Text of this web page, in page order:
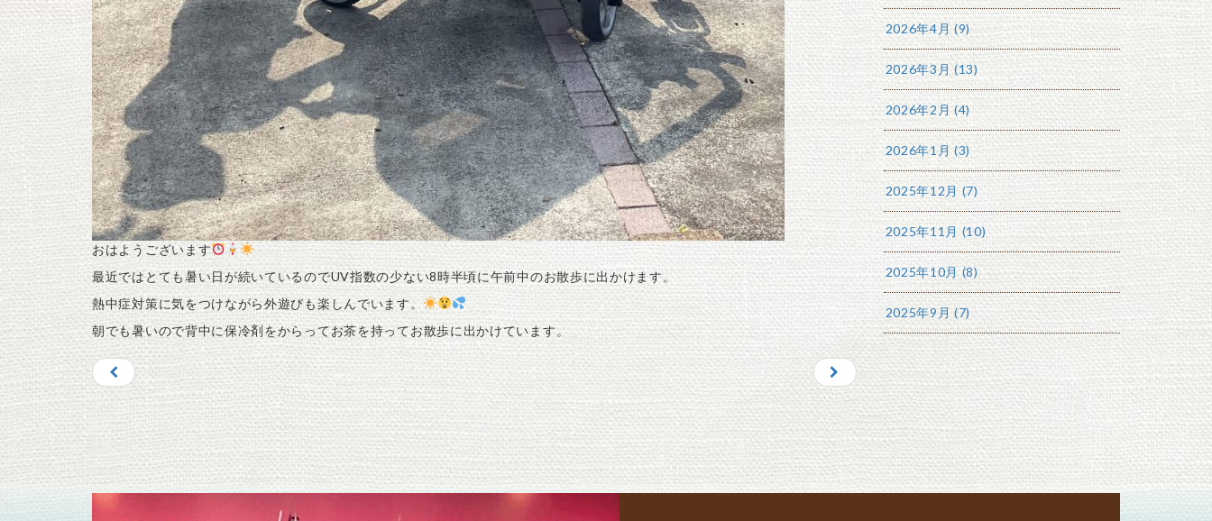
おはようございます
最近ではとても暑い日が続いているのでUV指数の少ない8時半頃に午前中のお散歩に出かけます。
熱中症対策に気をつけながら外遊びも楽しんでいます。
朝でも暑いので背中に保冷剤をからってお茶を持ってお散歩に出かけています。
2026年4月 (9)
2026年3月 (13)
2026年2月 (4)
2026年1月 (3)
2025年12月 (7)
2025年11月 (10)
2025年10月 (8)
2025年9月 (7)